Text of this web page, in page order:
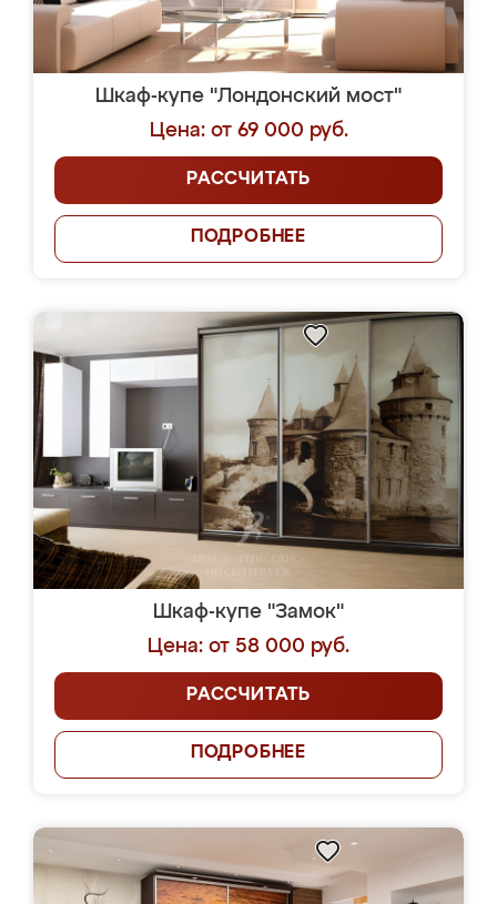
Шкаф-купе "Лондонский мост"
Цена: от 69 000 руб.
РАССЧИТАТЬ
ПОДРОБНЕЕ
Шкаф-купе "Замок"
Цена: от 58 000 руб.
РАССЧИТАТЬ
ПОДРОБНЕЕ